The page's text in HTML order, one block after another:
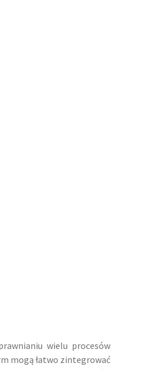
wielu procesów
mogą łatwo zintegrować